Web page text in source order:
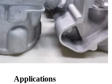
Applications